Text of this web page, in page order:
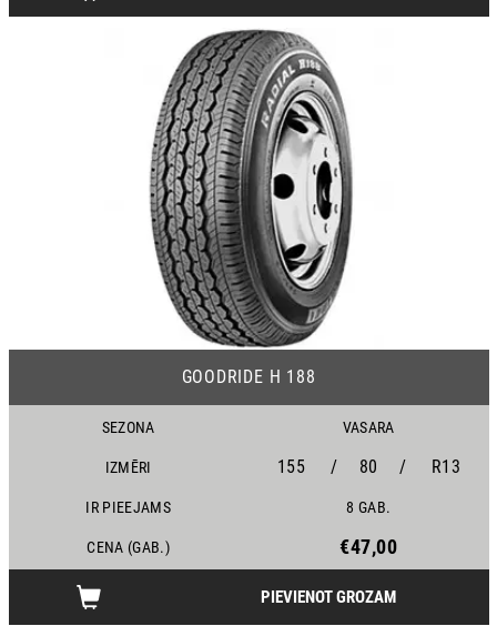
GOODRIDE H 188
SEZONA VASARA
IZMĒRI 155 / 80 / R13
IR PIEEJAMS 8 GAB.
CENA (GAB.) €47,00
PIEVIENOT GROZAM